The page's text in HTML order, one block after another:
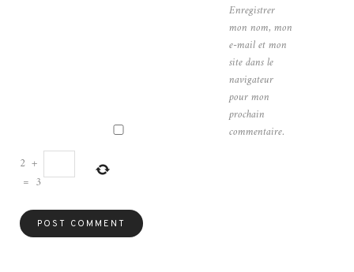
Enregistrer
mon nom, mon
e-mail et mon
site dans le
navigateur
pour mon
prochain
commentaire.
2 +
= 3